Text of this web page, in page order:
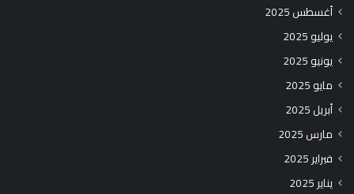
أغسطس 2025
يوليو 2025
يونيو 2025
مايو 2025
أبريل 2025
مارس 2025
فبراير 2025
يناير 2025